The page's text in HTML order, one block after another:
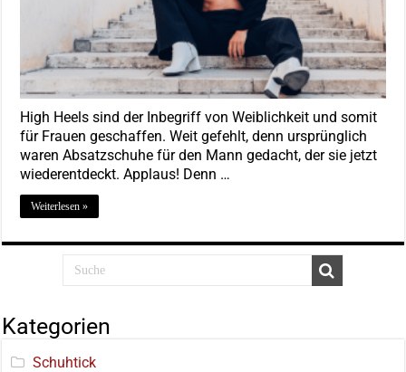
High Heels sind der Inbegriff von Weiblichkeit und somit
für Frauen geschaffen. Weit gefehlt, denn ursprünglich
waren Absatzschuhe für den Mann gedacht, der sie jetzt
wiederentdeckt. Applaus! Denn …
Weiterlesen »
Kategorien
Schuhtick